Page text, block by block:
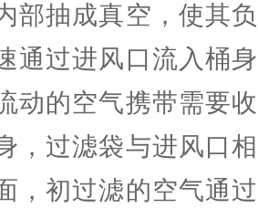
部抽成真空，使其
通过进风口流入桶
动的空气携带需要
，过滤袋与进风口
，初过滤的空气通